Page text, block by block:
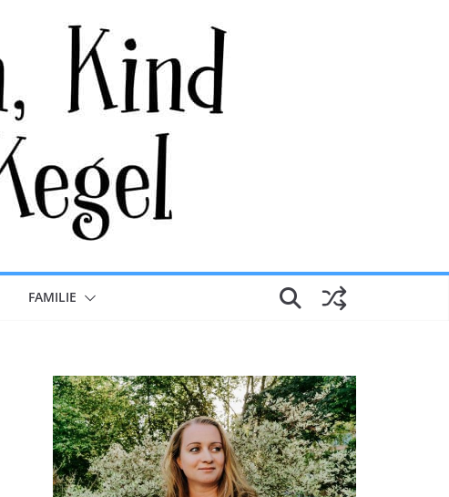
FAMILIE